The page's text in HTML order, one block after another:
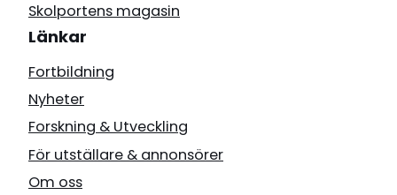
Skolportens magasin
Länkar
Fortbildning
Nyheter
Forskning & Utveckling
För utställare & annonsörer
Om oss